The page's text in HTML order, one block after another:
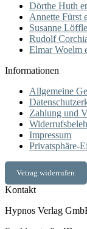
Dörthe Huth
Annette Fürst
Susanne
Rudolf
Elmar Woelm
Informationen
Allgemeine
Zahlung und
Impressum
Privatsphäre-
Vetrag widerrufen
Kontakt
Hypnos Verlag